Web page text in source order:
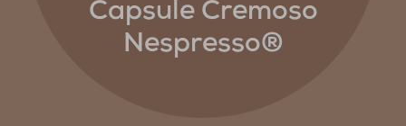
Capsule Cremoso
Nespresso®